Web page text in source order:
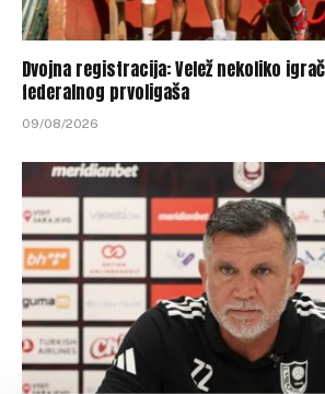
Dvojna registracija: Velež nekoliko
federalnog prvoligaša
09/08/2026